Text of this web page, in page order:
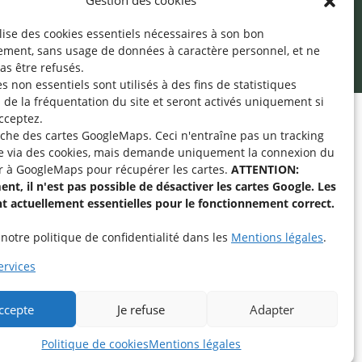
des cookies essentiels nécessaires à son bon
sans usage de données à caractère personnel, et ne
être refusés.
non essentiels sont utilisés à des fins de statistiques
de la fréquentation du site et seront activés uniquement si
des cartes GoogleMaps. Ceci n'entraîne pas un tracking
via des cookies, mais demande uniquement la connexion du
à GoogleMaps pour récupérer les cartes. ATTENTION:
il n'est pas possible de désactiver les cartes Google. Les
actuellement essentielles pour le fonctionnement correct.
politique de confidentialité dans les Mentions légales.
Je refuse Adapter
Politique de cookiesMentions légales
« Aide-Animateur /
» sur